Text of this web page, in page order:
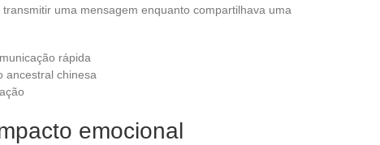
uma mensagem enquanto compartilhava uma
rápida
ancestral chinesa
emocional